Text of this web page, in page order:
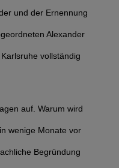
und der Ernennung
Alexander
vollständig
auf. Warum wird
wenige Monate vor
Begründung